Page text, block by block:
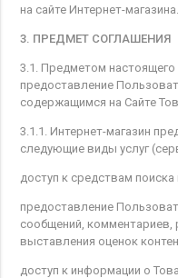
на сайте Интернет-магазина.
3. ПРЕДМЕТ СОГЛАШЕНИЯ
3.1. Предметом
предоставление
содержащимся на Сайте
3.1.1. Интернет-магазин
следующие виды услуг
доступ к средствам поиска
предоставление
сообщений, комментариев,
выставления оценок
доступ к информации о